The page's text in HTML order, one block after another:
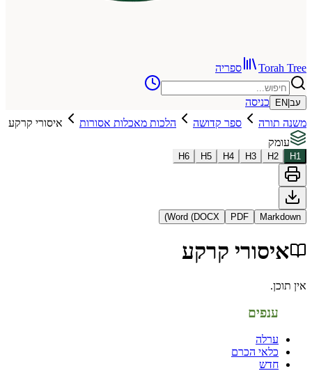
ספריה
כניסה
ספר קדושה הלכות מאכלות אסורות
איסורי קרקע
H3
H4
H5
H6
PDF
Word (DOCX)
קרקע
הכרם